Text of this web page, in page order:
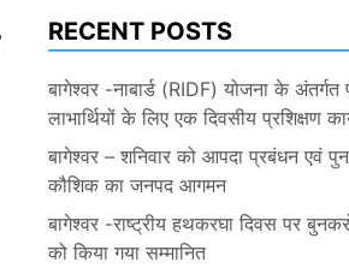
RECENT POSTS
बागेश्वर -नाबार्ड (RIDF) योजना के अंतर्गत
लाभार्थियों के लिए एक दिवसीय प्रशिक्षण
बागेश्वर – शनिवार को आपदा प्रबंधन एवं
कौशिक का जनपद आगमन
बागेश्वर -राष्ट्रीय हथकरघा दिवस पर
को किया गया सम्मानित